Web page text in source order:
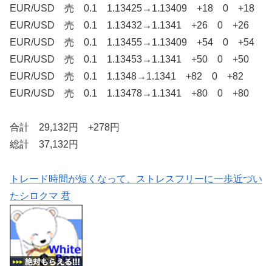
EUR/USD 売 0.1 1.13425→1.13409 +18 0 +18
EUR/USD 売 0.1 1.13432→1.1341 +26 0 +26
EUR/USD 売 0.1 1.13455→1.13409 +54 0 +54
EUR/USD 売 0.1 1.13453→1.1341 +50 0 +50
EUR/USD 売 0.1 1.1348→1.1341 +82 0 +82
EUR/USD 売 0.1 1.13478→1.1341 +80 0 +80
合計 29,132円 +278円
総計 37,132円
トレード時間が短くなって、ストレスフリーに一歩近づい
たシロクマ 君